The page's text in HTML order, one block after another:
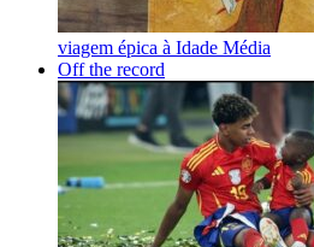
viagem épica à Idade Média
Off the record